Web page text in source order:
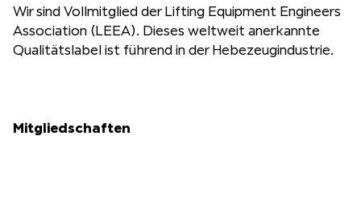
Wir sind Vollmitglied der Lifting Equipment Engineers
Association (LEEA). Dieses weltweit anerkannte
Qualitätslabel ist führend in der Hebezeugindustrie.
Mitgliedschaften